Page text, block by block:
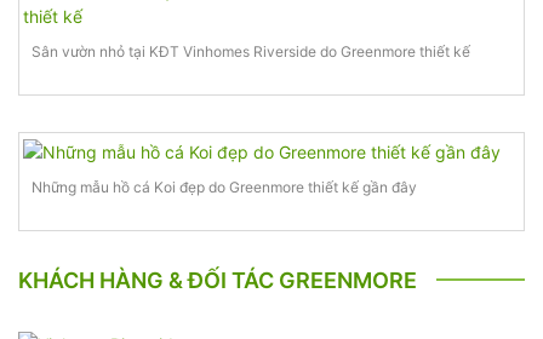
Sân vườn nhỏ tại KĐT Vinhomes Riverside do Greenmore thiết kế
Những mẫu hồ cá Koi đẹp do Greenmore thiết kế gần đây
KHÁCH HÀNG & ĐỐI TÁC GREENMORE